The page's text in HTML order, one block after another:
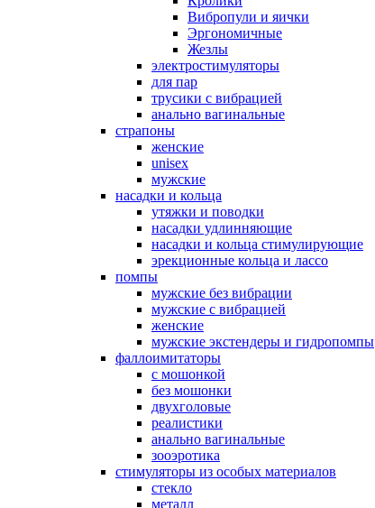
Вибропули и яички
Эргономичные
Жезлы
электростимуляторы
для пар
трусики с вибрацией
анально вагинальные
страпоны
женские
unisex
мужские
насадки и кольца
утяжки и поводки
насадки удлинняющие
насадки и кольца стимулирующие
эрекционные кольца и лассо
помпы
мужские без вибрации
мужские с вибрацией
женские
мужские экстендеры и гидропомпы
фаллоимитаторы
с мошонкой
без мошонки
двухголовые
реалистики
анально вагинальные
зооэротика
стимуляторы из особых материалов
стекло
металл